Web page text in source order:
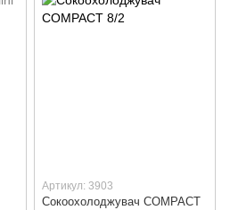
Артикул: 3903
Сокоохолоджувач COMPACT